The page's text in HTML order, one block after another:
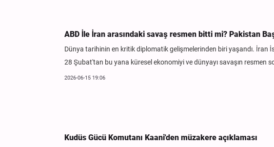
ABD İle İran arasındaki savaş resmen bitti mi? Pakistan
Dünya tarihinin en kritik diplomatik gelişmelerinden biri yaşandı. İran
28 Şubat'tan bu yana küresel ekonomiyi ve dünyayı savaşın resmen
2026-06-15 19:06
Kudüs Gücü Komutanı Kaani'den müzakere açıklaması